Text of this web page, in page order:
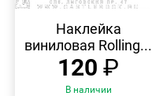
ПРОСМОТР
Наклейка
виниловая Rolling...
120 ₽
В наличии